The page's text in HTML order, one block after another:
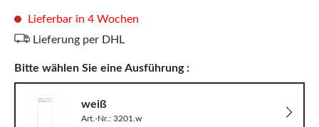
Lieferbar in 4 Wochen
Lieferung per DHL
Bitte wählen Sie eine Ausführung :
weiß
Art.-Nr.: 3201.w